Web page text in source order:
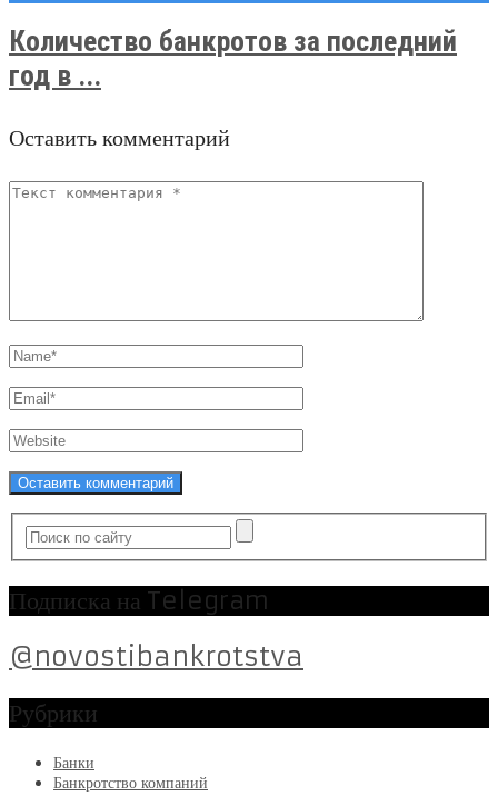
Количество банкротов за последний
год в ...
Оставить комментарий
Подписка на Telegram
@novostibankrotstva
Рубрики
Банки
Банкротство компаний